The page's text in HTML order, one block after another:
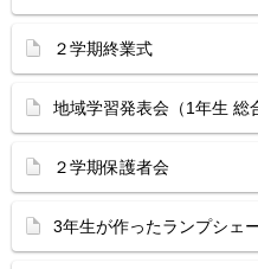
２学期終業式
地域学習発表会（1年生 総
２学期保護者会
3年生が作ったランプシェ